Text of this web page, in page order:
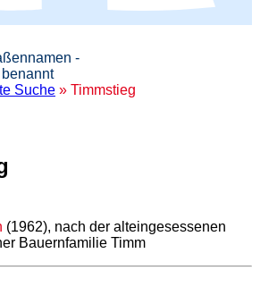
-
Suche » Timmstieg
(1962), nach der alteingesessenen
Bauernfamilie Timm